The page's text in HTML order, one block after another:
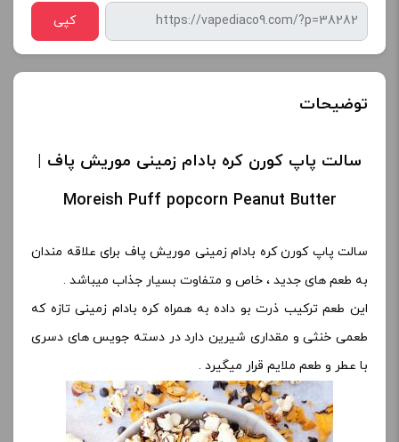
کپی
توضیحات
سالت پاپ کورن کره بادام زمینی موریش پاف |
Moreish Puff popcorn Peanut Butter
سالت پاپ کورن کره بادام زمینی موریش پاف برای علاقه مندان
به طعم های جدید ، خاص و متفاوت بسیار جذاب میباشد .
این طعم ترکیب ذرت بو داده به همراه کره بادام زمینی تازه که
طعمی خنثی و مقداری شیرین دارد در دسته جویس های دسری
با عطر و طعم ملایم قرار میگیرد .